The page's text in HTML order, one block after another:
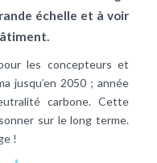
échelle et à voir
les concepteurs et
jusqu’en 2050 ; année
carbone. Cette
sur le long terme.
!